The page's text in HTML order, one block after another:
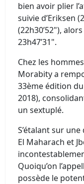
bien avoir plier
suivie d’Eriksen
(22h30’52"),
23h47’31".
Chez les
Morabity a
33ème édition
2018),
un sextuplé.
S’étalant sur
El Maharach et
Quoiqu’on
possède le